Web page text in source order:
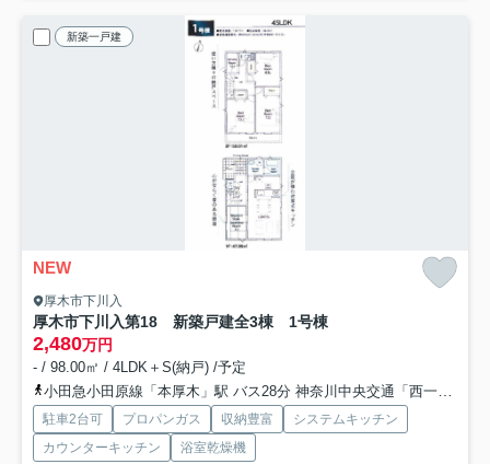
新築一戸建
NEW
厚木市下川入
厚木市下川入第18 新築戸建全3棟 1号棟
2,480万円
- / 98.00㎡ / 4LDK＋S(納戸) /予定
小田急小田原線「本厚木」駅 バス28分 神奈川中央交通「西一丁目（神奈川県）」 停歩3分
駐車2台可 プロパンガス 収納豊富
システムキッチン
カウンターキッチン
浴室乾燥機